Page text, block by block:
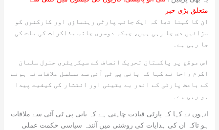
متعلق بڑی خبر
ان کا کہنا تھا کہ ایک جانب پارٹی رہنماؤں اور کارکنوں کو
سزائیں دی جا رہی ہیں، جبکہ دوسری جانب مذاکرات کی بات کی
جا رہی ہے۔
اس موقع پر پاکستان تحریک انصاف کے سیکریٹری جنرل سلمان
اکرم راجا نے کہا کہ بانی پی ٹی آئی سے مسلسل ملاقات نہ ہونے
کے باعث پارٹی کے اندر بے یقینی اور انتشار کی کیفیت پیدا
ہو رہی ہے۔
انہوں نے کہا کہ پارٹی قیادت چاہتی ہے کہ بانی پی ٹی آئی سے ملاقات
ہو تاکہ ان کی ہدایات کی روشنی میں آئندہ سیاسی حکمت عملی